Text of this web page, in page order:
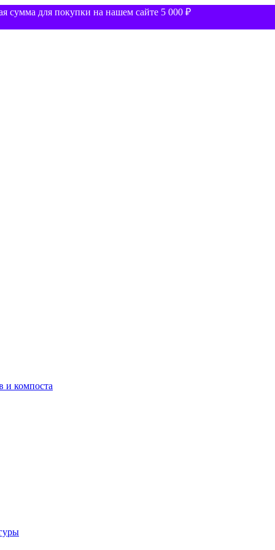
сумма для покупки на нашем сайте 5 000 ₽
и компоста